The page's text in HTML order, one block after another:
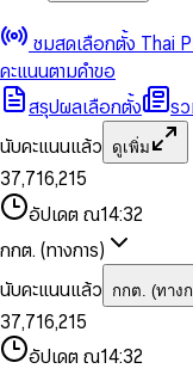
ชมสดเลือกตั้ง Thai
คะแนนตามคำขอ
สรุปผลเลือกตั้ง
ร
นับคะแนนแล้ว
ดูเพิ่ม
0
1
2
3
4
5
6
8
9
0
1
2
3
4
5
6
7
8
9
,
0
1
2
4
6
7
8
9
0
1
2
3
4
5
6
7
8
9
0
1
3
5
6
7
8
9
,
1
2
4
5
7
8
9
0
1
3
4
6
7
8
9
0
2
3
4
5
7
8
อัปเดต ณ14:32
กกต. (ทางการ)
นับคะแนนแล้ว
กกต. (ทาง
0
1
2
3
4
5
0
1
2
4
5
6
7
8
9
,
0
1
2
4
6
7
8
9
0
1
2
3
0
1
3
5
6
7
8
,
1
2
4
0
1
3
0
2
3
4
5
7
อัปเดต ณ14:32